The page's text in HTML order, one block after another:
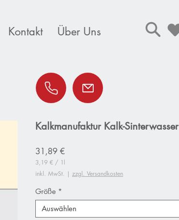
Kontakt Über Uns
Kalkmanufaktur Kalk-Sinterwasser
31,89 €Preis
3,19 € / 1l
3,19 €
pro
Liter
inkl. MwSt. | zzgl. Versandkosten
Größe *
Auswählen